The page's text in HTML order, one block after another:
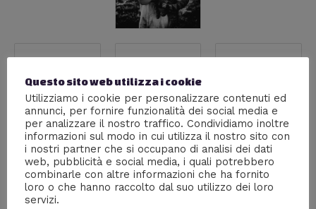
Questo sito web utilizza i cookie
Utilizziamo i cookie per personalizzare contenuti ed
annunci, per fornire funzionalità dei social media e
per analizzare il nostro traffico. Condividiamo inoltre
informazioni sul modo in cui utilizza il nostro sito con
i nostri partner che si occupano di analisi dei dati
web, pubblicità e social media, i quali potrebbero
combinarle con altre informazioni che ha fornito
loro o che hanno raccolto dal suo utilizzo dei loro
servizi.